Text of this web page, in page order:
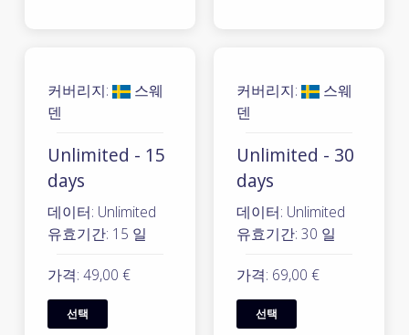
커버리지:
스웨
덴
Unlimited - 15
days
데이터: Unlimited
유효기간: 15 일
가격: 49,00 €
선택
커버리지:
스웨
덴
Unlimited - 30
days
데이터: Unlimited
유효기간: 30 일
가격: 69,00 €
선택